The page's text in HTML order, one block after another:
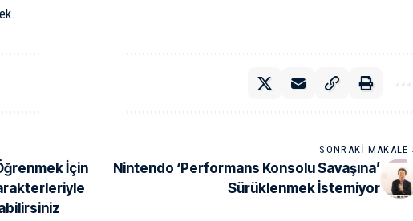
İçin
SONRAKI MAKALE
Nintendo ‘Performans Konsolu Savaşına’
Sürüklenmek İstemiyor